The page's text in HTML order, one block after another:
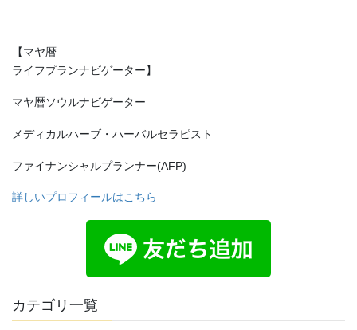
【マヤ暦
ライフプランナビゲーター】
マヤ暦ソウルナビゲーター
メディカルハーブ・ハーバルセラピスト
ファイナンシャルプランナー(AFP)
詳しいプロフィールはこちら
カテゴリ一覧